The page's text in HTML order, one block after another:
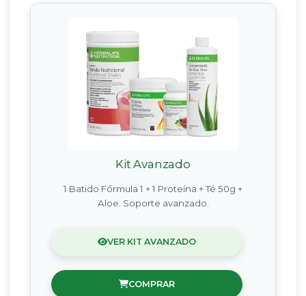
Kit Avanzado
1 Batido Fórmula 1 + 1 Proteína + Té 50g +
Aloe. Soporte avanzado.
VER KIT AVANZADO
COMPRAR